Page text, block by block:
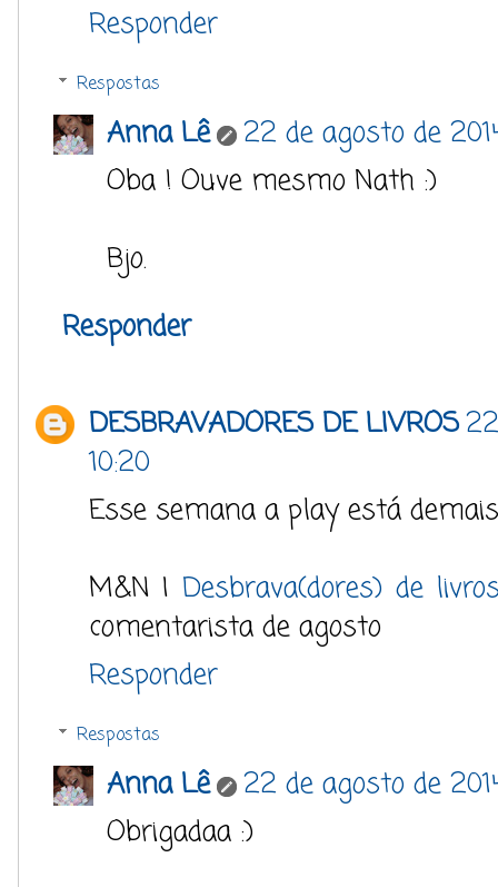
Responder
Respostas
Anna Lê
22 de agosto de
Oba ! Ouve mesmo Nath :)
Bjo.
Responder
DESBRAVADORES DE LIVROS
10:20
Esse semana a play está
M&N | Desbrava(dores) de
comentarista de agosto
Responder
Respostas
Anna Lê
22 de agosto de
Obrigadaa :)